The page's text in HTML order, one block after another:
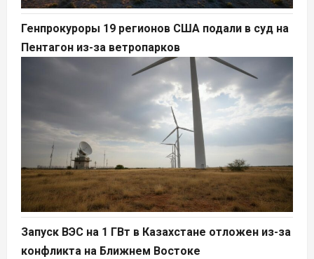
Генпрокуроры 19 регионов США подали в суд на
Пентагон из-за ветропарков
Запуск ВЭС на 1 ГВт в Казахстане отложен из-за
конфликта на Ближнем Востоке